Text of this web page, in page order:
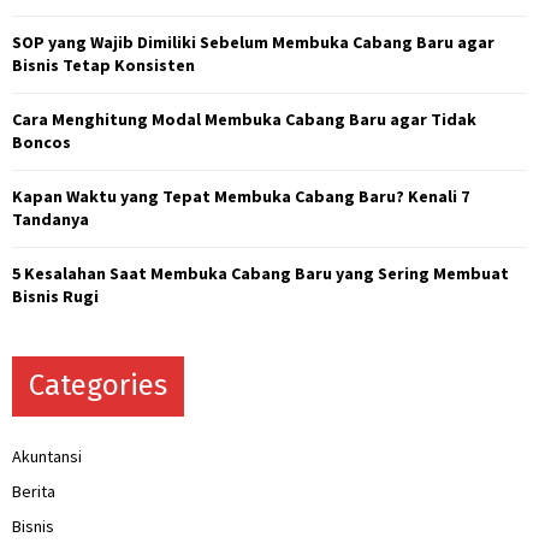
SOP yang Wajib Dimiliki Sebelum Membuka Cabang Baru agar
Bisnis Tetap Konsisten
Cara Menghitung Modal Membuka Cabang Baru agar Tidak
Boncos
Kapan Waktu yang Tepat Membuka Cabang Baru? Kenali 7
Tandanya
5 Kesalahan Saat Membuka Cabang Baru yang Sering Membuat
Bisnis Rugi
Categories
Akuntansi
Berita
Bisnis